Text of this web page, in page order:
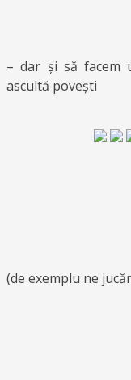
– dar și să facem
ascultă povești
(de exemplu ne